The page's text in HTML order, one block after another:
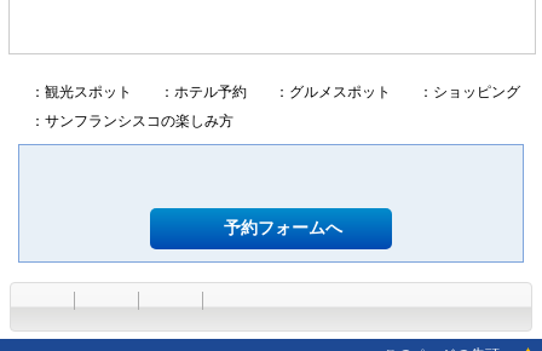
：観光スポット ：ホテル予約 ：グルメスポット
：ショッピング
：サンフランシスコの楽しみ方
予約フォームへ